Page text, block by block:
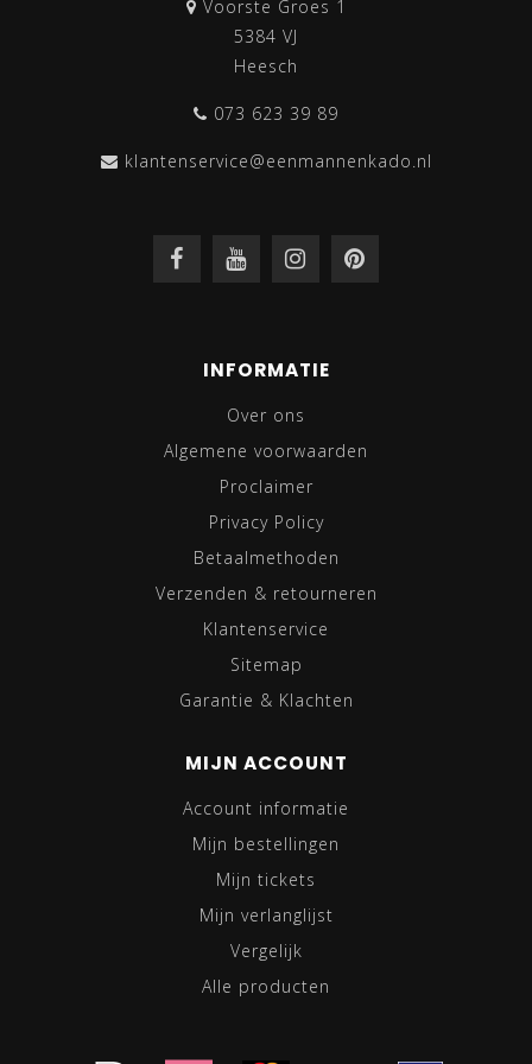
Voorste Groes 1
5384 VJ
Heesch
073 623 39 89
klantenservice@eenmannenkado.nl
INFORMATIE
Over ons
Algemene voorwaarden
Proclaimer
Privacy Policy
Betaalmethoden
Verzenden & retourneren
Klantenservice
Sitemap
Garantie & Klachten
MIJN ACCOUNT
Account informatie
Mijn bestellingen
Mijn tickets
Mijn verlanglijst
Vergelijk
Alle producten